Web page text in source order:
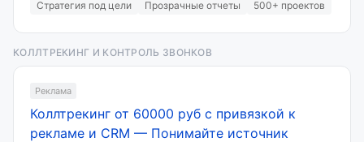
Стратегия под цели Прозрачные отчеты 500+ проектов
КОЛЛТРЕКИНГ И КОНТРОЛЬ ЗВОНКОВ
Реклама
Коллтрекинг от 60000 руб с привязкой к
рекламе и CRM — Понимайте источник